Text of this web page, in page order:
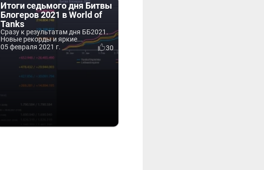
Итоги седьмого дня Битвы
Блогеров 2021 в World of
Tanks
Сразу к результатам дня ББ2021.
Новые рекорды и яркие...
05 февраля 2021 г.
30